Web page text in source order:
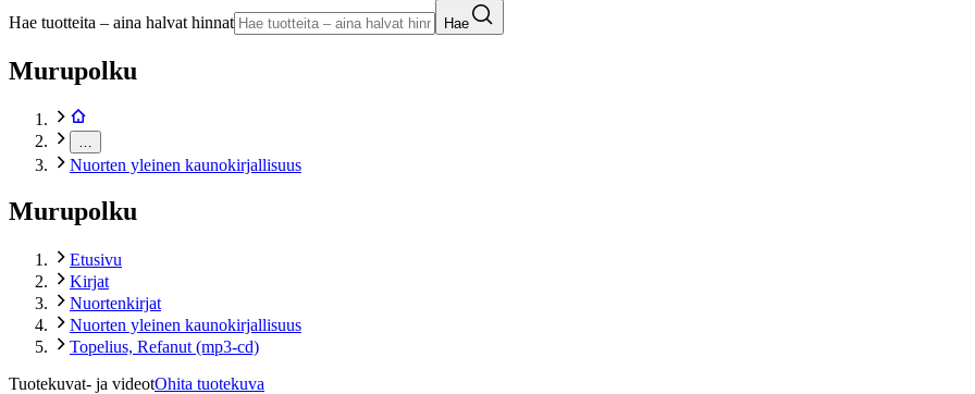
Hae tuotteita – aina halvat hinnat Hae
Murupolku
Nuorten yleinen kaunokirjallisuus
Murupolku
Etusivu
Kirjat
Nuortenkirjat
Nuorten yleinen kaunokirjallisuus
Topelius, Refanut (mp3-cd)
Tuotekuvat- ja videotOhita tuotekuva